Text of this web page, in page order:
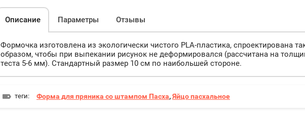
Описание Параметры Отзывы
Формочка изготовлена из экологически чистого PLA-пластика, спроектирована
образом, чтобы при выпекании рисунок не деформировался (рассчитана на
теста 5-6 мм). Стандартный размер 10 см по наибольшей стороне.
теги: Форма для пряника со штампом Пасха,Яйцо пасхальное